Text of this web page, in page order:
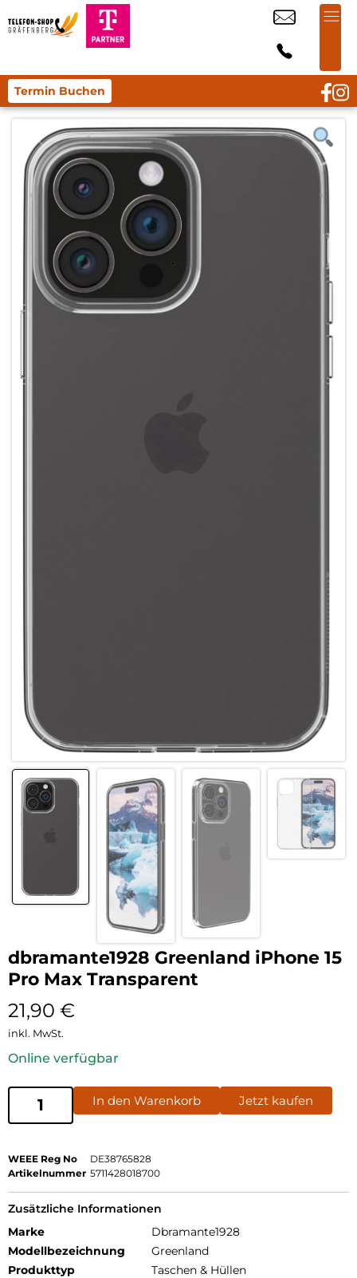
Termin Buchen
dbramante1928 Greenland iPhone 15
Pro Max Transparent
21,90 €
inkl. MwSt.
Online verfügbar
In den Warenkorb Jetzt kaufen
WEEE Reg No
DE38765828
Artikelnummer 5711428018700
Zusätzliche Informationen
Marke
Dbramante1928
Modellbezeichnung
Greenland
Produkttyp
Taschen & Hüllen